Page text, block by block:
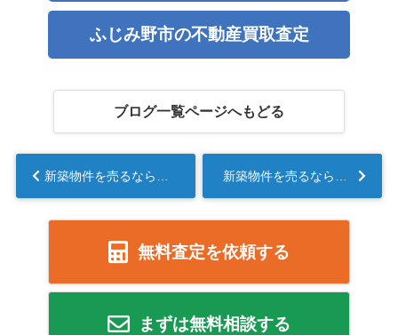
ふじみ野市の不動産買取査定
ブログ一覧ページへもどる
無料査定を依頼する
まずは無料相談する